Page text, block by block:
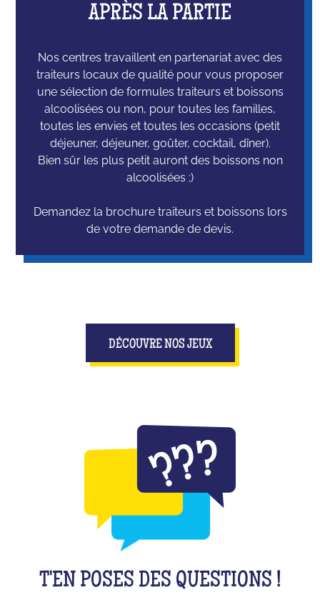
APRÈS LA PARTIE
Nos centres travaillent en partenariat avec des
traiteurs locaux de qualité pour vous proposer
une sélection de formules traiteurs et boissons
alcoolisées ou non, pour toutes les familles,
toutes les envies et toutes les occasions (petit
déjeuner, déjeuner, goûter, cocktail, dîner).
Bien sûr les plus petit auront des boissons non
alcoolisées ;)
Demandez la brochure traiteurs et boissons lors
de votre demande de devis.
DÉCOUVRE NOS JEUX
T'EN POSES DES QUESTIONS !